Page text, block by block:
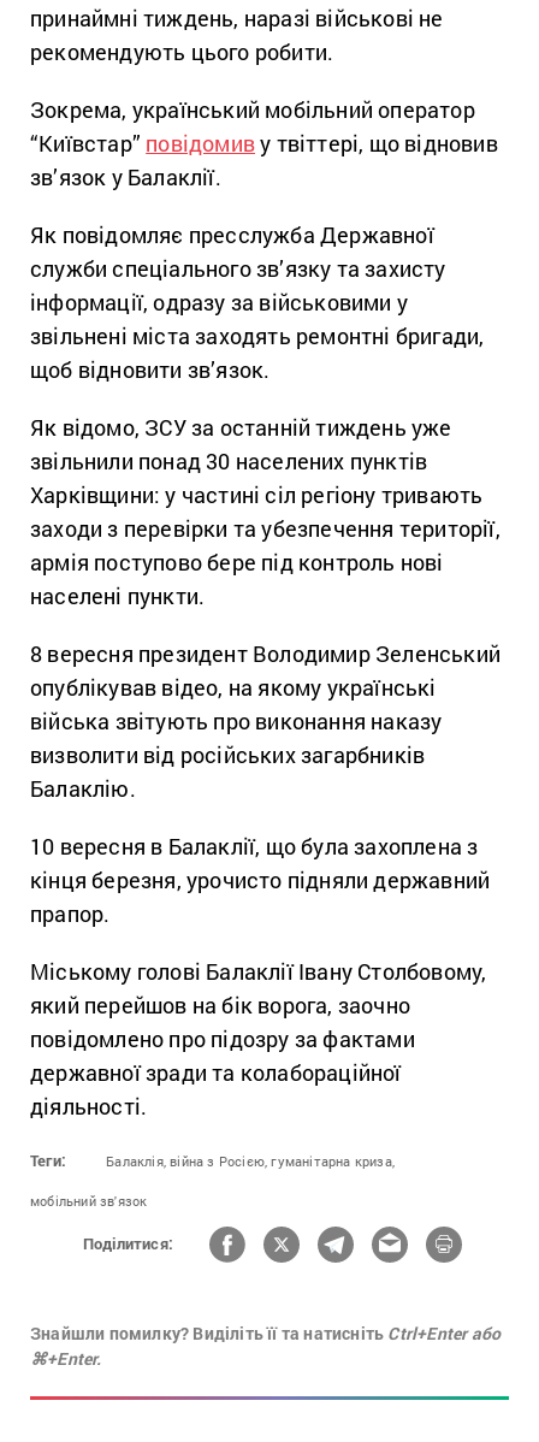
принаймні тиждень, наразі військові не
рекомендують цього робити.
Зокрема, український мобільний оператор
“Київстар” повідомиву твіттері, що відновив
зв’язок у Балаклії.
Як повідомляє пресслужба Державної
служби спеціального зв’язку та захисту
інформації, одразу за військовими у
звільнені міста заходять ремонтні бригади,
щоб відновити зв’язок.
Як відомо, ЗСУ за останній тиждень уже
звільнили понад 30 населених пунктів
Харківщини: у частині сіл регіону тривають
заходи з перевірки та убезпечення території,
армія поступово бере під контроль нові
населені пункти.
8 вересня президент Володимир Зеленський
опублікував відео, на якому українські
війська звітують про виконання наказу
визволити від російських загарбників
Балаклію.
10 вересня в Балаклії, що була захоплена з
кінця березня, урочисто підняли державний
прапор.
Міському голові Балаклії Івану Столбовому,
який перейшов на бік ворога, заочно
повідомлено про підозру за фактами
державної зради та колабораційної
діяльності.
Теги: Балаклія, війна з Росією, гуманітарна криза,
мобільний зв'язок
Поділитися:
Знайшли помилку? Виділіть її та натисніть Ctrl+Enter або
⌘+Enter.